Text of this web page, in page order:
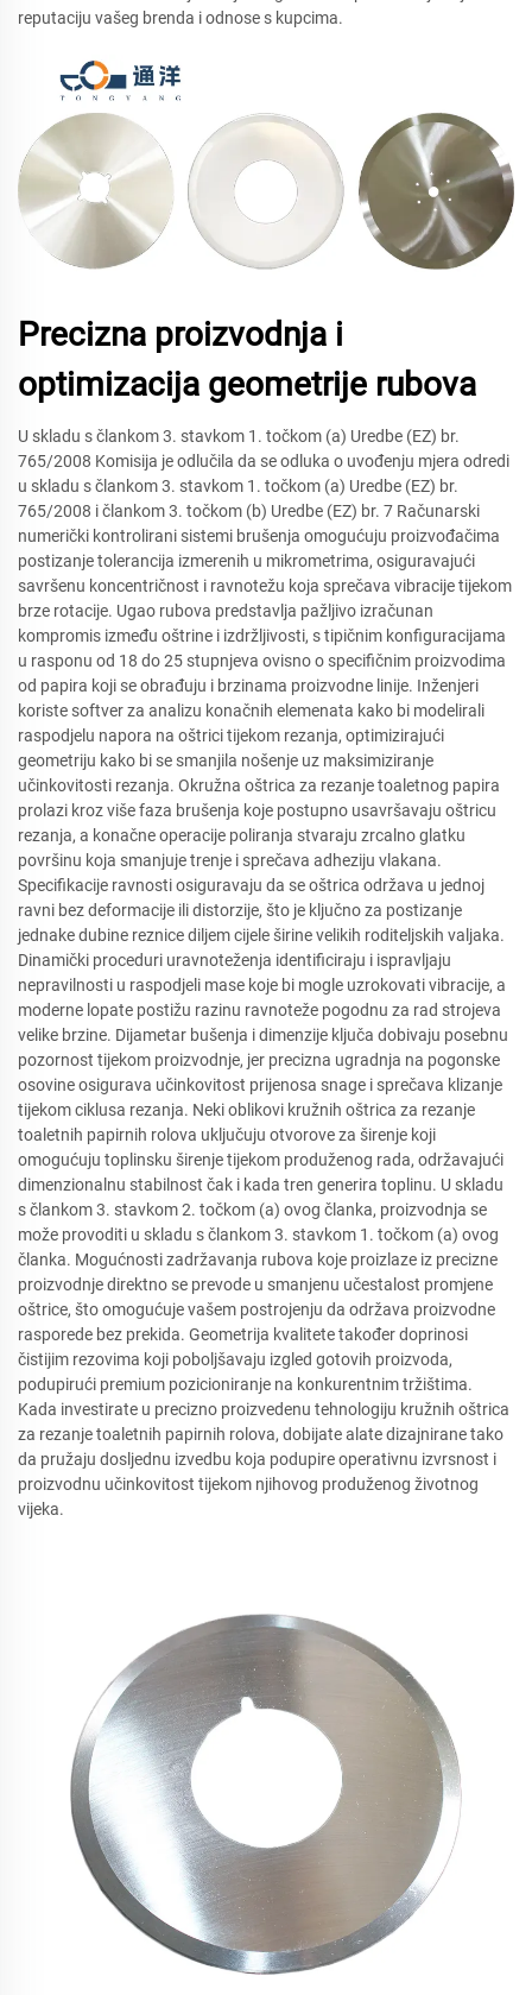
reputaciju vašeg brenda i odnose s kupcima.
Precizna proizvodnja i
optimizacija geometrije rubova
U skladu s člankom 3. stavkom 1. točkom (a) Uredbe (EZ) br.
765/2008 Komisija je odlučila da se odluka o uvođenju mjera odredi
u skladu s člankom 3. stavkom 1. točkom (a) Uredbe (EZ) br.
765/2008 i člankom 3. točkom (b) Uredbe (EZ) br. 7 Računarski
numerički kontrolirani sistemi brušenja omogućuju proizvođačima
postizanje tolerancija izmerenih u mikrometrima, osiguravajući
savršenu koncentričnost i ravnotežu koja sprečava vibracije tijekom
brze rotacije. Ugao rubova predstavlja pažljivo izračunan
kompromis između oštrine i izdržljivosti, s tipičnim konfiguracijama
u rasponu od 18 do 25 stupnjeva ovisno o specifičnim proizvodima
od papira koji se obrađuju i brzinama proizvodne linije. Inženjeri
koriste softver za analizu konačnih elemenata kako bi modelirali
raspodjelu napora na oštrici tijekom rezanja, optimizirajući
geometriju kako bi se smanjila nošenje uz maksimiziranje
učinkovitosti rezanja. Okružna oštrica za rezanje toaletnog papira
prolazi kroz više faza brušenja koje postupno usavršavaju oštricu
rezanja, a konačne operacije poliranja stvaraju zrcalno glatku
površinu koja smanjuje trenje i sprečava adheziju vlakana.
Specifikacije ravnosti osiguravaju da se oštrica održava u jednoj
ravni bez deformacije ili distorzije, što je ključno za postizanje
jednake dubine reznice diljem cijele širine velikih roditeljskih valjaka.
Dinamički proceduri uravnoteženja identificiraju i ispravljaju
nepravilnosti u raspodjeli mase koje bi mogle uzrokovati vibracije, a
moderne lopate postižu razinu ravnoteže pogodnu za rad strojeva
velike brzine. Dijametar bušenja i dimenzije ključa dobivaju posebnu
pozornost tijekom proizvodnje, jer precizna ugradnja na pogonske
osovine osigurava učinkovitost prijenosa snage i sprečava klizanje
tijekom ciklusa rezanja. Neki oblikovi kružnih oštrica za rezanje
toaletnih papirnih rolova uključuju otvorove za širenje koji
omogućuju toplinsku širenje tijekom produženog rada, održavajući
dimenzionalnu stabilnost čak i kada tren generira toplinu. U skladu
s člankom 3. stavkom 2. točkom (a) ovog članka, proizvodnja se
može provoditi u skladu s člankom 3. stavkom 1. točkom (a) ovog
članka. Mogućnosti zadržavanja rubova koje proizlaze iz precizne
proizvodnje direktno se prevode u smanjenu učestalost promjene
oštrice, što omogućuje vašem postrojenju da održava proizvodne
rasporede bez prekida. Geometrija kvalitete također doprinosi
čistijim rezovima koji poboljšavaju izgled gotovih proizvoda,
podupirući premium pozicioniranje na konkurentnim tržištima.
Kada investirate u precizno proizvedenu tehnologiju kružnih oštrica
za rezanje toaletnih papirnih rolova, dobijate alate dizajnirane tako
da pružaju dosljednu izvedbu koja podupire operativnu izvrsnost i
proizvodnu učinkovitost tijekom njihovog produženog životnog
vijeka.